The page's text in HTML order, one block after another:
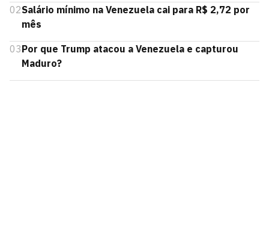
02Salário mínimo na Venezuela cai para R$ 2,72 por
mês
03Por que Trump atacou a Venezuela e capturou
Maduro?